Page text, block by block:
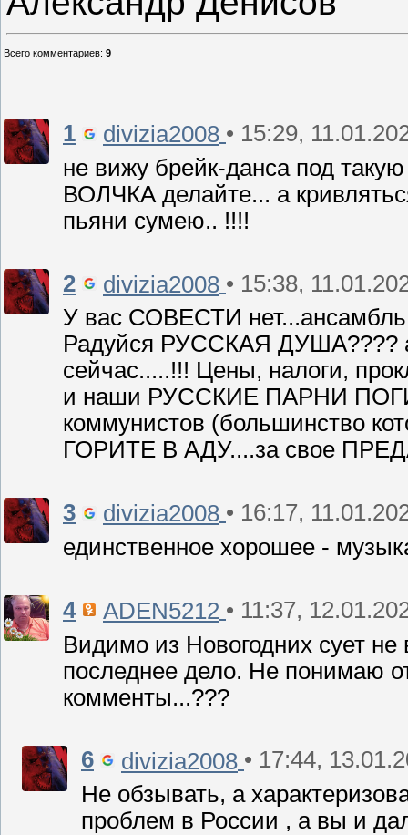
Всего комментариев: 9
1 divizia2008 • 15:29,
не вижу брейк-данса под
ВОЛЧКА делайте... а
пьяни сумею.. !!!!
2 divizia2008 • 15:38,
У вас СОВЕСТИ
Радуйся РУССКАЯ ДУША????
сейчас.....!!! Цены, налоги,
и наши РУССКИЕ ПАРНИ
коммунистов (большинство
ГОРИТЕ В АДУ....за свое
3 divizia2008 • 16:17,
единственное хорошее -
4 ADEN5212 • 11:37,
Видимо из Новогодних сует
последнее дело. Не понимаю
комменты...???
6 divizia2008 • 17:44,
Не обзывать, а
проблем в России , а вы и